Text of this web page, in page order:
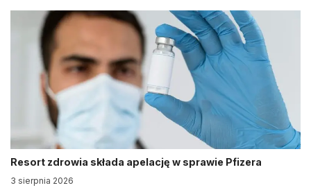
Resort zdrowia składa apelację w sprawie Pfizera
3 sierpnia 2026